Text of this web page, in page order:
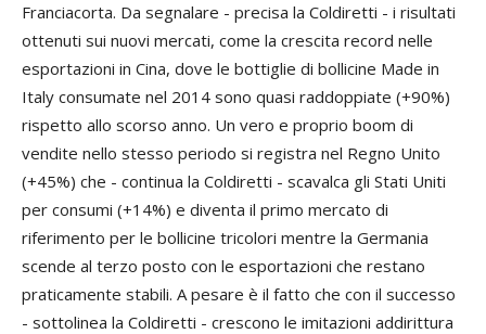
Franciacorta. Da segnalare - precisa la Coldiretti - i risultati
ottenuti sui nuovi mercati, come la crescita record nelle
esportazioni in Cina, dove le bottiglie di bollicine Made in
Italy consumate nel 2014 sono quasi raddoppiate (+90%)
rispetto allo scorso anno. Un vero e proprio boom di
vendite nello stesso periodo si registra nel Regno Unito
(+45%) che - continua la Coldiretti - scavalca gli Stati Uniti
per consumi (+14%) e diventa il primo mercato di
riferimento per le bollicine tricolori mentre la Germania
scende al terzo posto con le esportazioni che restano
praticamente stabili. A pesare è il fatto che con il successo
- sottolinea la Coldiretti - crescono le imitazioni addirittura